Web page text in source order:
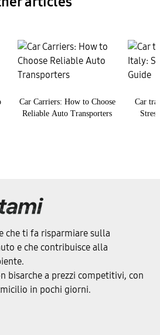
Car Carriers: How to Choose
Reliable Auto Transporters
Car
che ti fa risparmiare sulla
e che contribuisce alla
bisarche a prezzi competitivi, con
in pochi giorni.